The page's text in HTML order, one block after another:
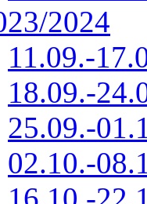
2024
11.09.-
18.09.-
25.09.-
02.10.-